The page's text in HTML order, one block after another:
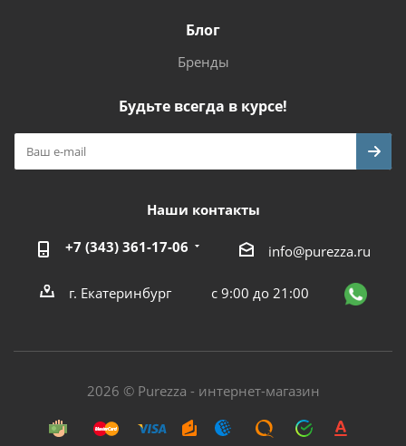
Блог
Бренды
Будьте всегда в курсе!
Наши контакты
+7 (343) 361-17-06 info@purezza.ru
г. Екатеринбург с 9:00 до 21:00
2026 © Purezza - интернет-магазин